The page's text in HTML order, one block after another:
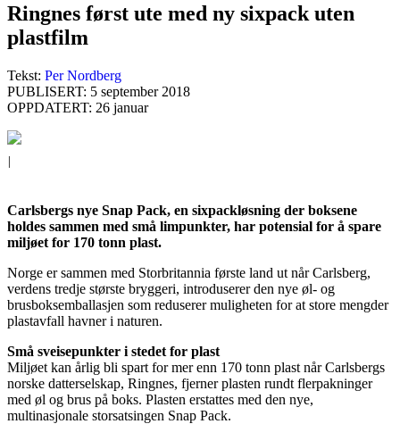
Ringnes først ute med ny sixpack uten
plastfilm
Tekst: Per Nordberg
PUBLISERT: 5 september 2018
OPPDATERT: 26 januar
|
Carlsbergs nye Snap Pack, en sixpackløsning der boksene
holdes sammen med små limpunkter, har potensial for å spare
miljøet for 170 tonn plast.
Norge er sammen med Storbritannia første land ut når Carlsberg,
verdens tredje største bryggeri, introduserer den nye øl- og
brusboksemballasjen som reduserer muligheten for at store mengder
plastavfall havner i naturen.
Små sveisepunkter i stedet for plast
Miljøet kan årlig bli spart for mer enn 170 tonn plast når Carlsbergs
norske datterselskap, Ringnes, fjerner plasten rundt flerpakninger
med øl og brus på boks. Plasten erstattes med den nye,
multinasjonale storsatsingen Snap Pack.